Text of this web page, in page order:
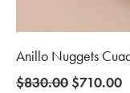
Anillo Nuggets
$830.00 Original
$710.00